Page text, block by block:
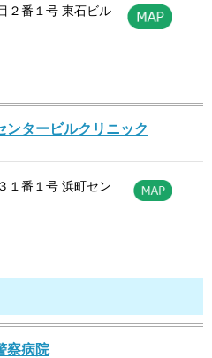
２番１号 東石ビル
ンタービルクリニック
１番１号 浜町セン
察病院